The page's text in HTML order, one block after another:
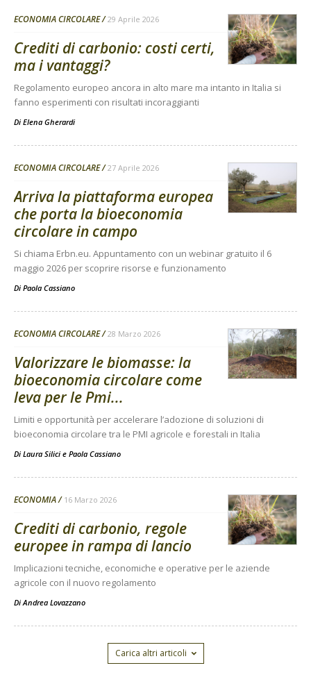
ECONOMIA CIRCOLARE 29 Aprile 2026
Crediti di carbonio: costi certi,
ma i vantaggi?
Regolamento europeo ancora in alto mare ma intanto in Italia si
fanno esperimenti con risultati incoraggianti
Di Elena Gherardi
ECONOMIA CIRCOLARE 27 Aprile 2026
Arriva la piattaforma europea
che porta la bioeconomia
circolare in campo
Si chiama Erbn.eu. Appuntamento con un webinar gratuito il 6
maggio 2026 per scoprire risorse e funzionamento
Di Paola Cassiano
ECONOMIA CIRCOLARE 28 Marzo 2026
Valorizzare le biomasse: la
bioeconomia circolare come
leva per le Pmi...
Limiti e opportunità per accelerare l’adozione di soluzioni di
bioeconomia circolare tra le PMI agricole e forestali in Italia
Di Laura Silici e Paola Cassiano
ECONOMIA 16 Marzo 2026
Crediti di carbonio, regole
europee in rampa di lancio
Implicazioni tecniche, economiche e operative per le aziende
agricole con il nuovo regolamento
DiAndrea Lovazzano
Carica altri articoli